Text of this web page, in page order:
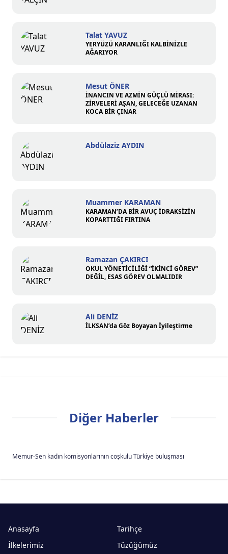
Talat YAVUZ
YERYÜZÜ KARANLIĞI KALBİNİZLE
AĞARIYOR
Mesut ÖNER
İNANCIN VE AZMİN GÜÇLÜ MİRASI:
ZİRVELERİ AŞAN, GELECEĞE UZANAN
KOCA BİR ÇINAR
Abdülaziz AYDIN
Muammer KARAMAN
KARAMAN’DA BİR AVUÇ İDRAKSİZİN
KOPARTTIĞI FIRTINA
Ramazan ÇAKIRCI
OKUL YÖNETİCİLİĞİ “İKİNCİ GÖREV”
DEĞİL, ESAS GÖREV OLMALIDIR
Ali DENİZ
İLKSAN’da Göz Boyayan İyileştirme
Diğer Haberler
Memur-Sen kadın komisyonlarının coşkulu Türkiye buluşması
Anasayfa
Tarihçe
İlkelerimiz
Tüzüğümüz